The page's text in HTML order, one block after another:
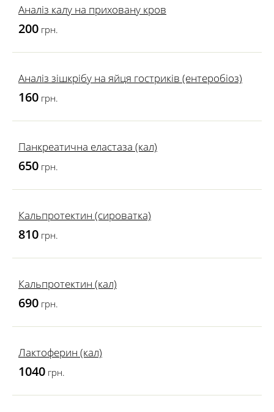
Аналіз калу на приховану кров
200 грн.
Аналіз зішкрібу на яйця гостриків (ентеробіоз)
160 грн.
Панкреатична еластаза (кал)
650 грн.
Кальпротектин (сироватка)
810 грн.
Кальпротектин (кал)
690 грн.
Лактоферин (кал)
1040 грн.